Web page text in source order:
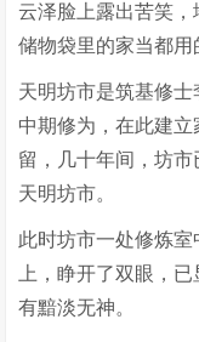
云泽脸上露出苦笑，
储物袋里的家当都用
天明坊市是筑基修
中期修为，在此建
留，几十年间，坊
天明坊市。
此时坊市一处修炼
上，睁开了双眼，
有黯淡无神。